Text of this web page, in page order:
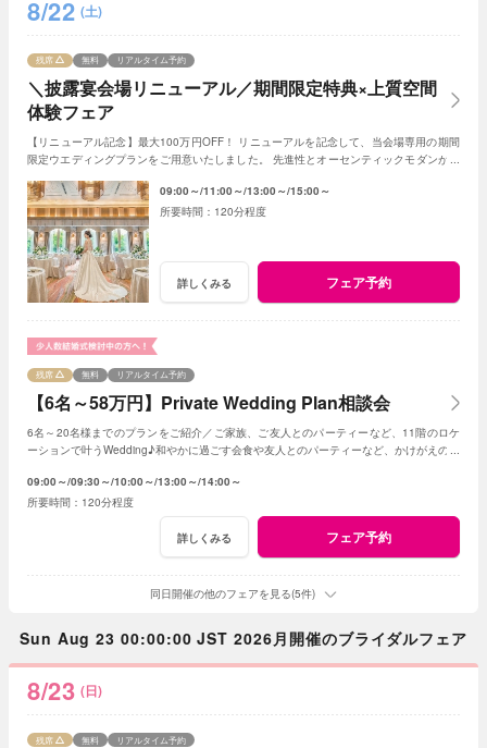
8/22 (土)
＼披露宴会場リニューアル／期間限定特典×上質空間
体験フェア
残席 無料 リアルタイム予約
【リニューアル記念】最大100万円OFF！ リニューアルを記念して、当会場専用の期間
限定ウエディングプランをご用意いたしました。 先進性とオーセンティックモダンが調
09:00～ 11:00～ 13:00～ 15:00～
120分程度
詳しくみる フェア予約
【6名～58万円】Private Wedding Plan相談会
残席 無料 リアルタイム予約
6名～20名様までのプランをご紹介／ご家族、ご友人とのパーティーなど、11階のロケ
ーションで叶うWedding♪和やかに過ごす会食や友人とのパーティーなど、かけがえのな
09:00～ 09:30～ 10:00～ 13:00～ 14:00～
120分程度
詳しくみる フェア予約
同日開催の他のフェアを見る(5件)
Sun Aug 23 00:00:00 JST 2026月開催のブライダルフェア
8/23 (日)
残席 無料 リアルタイム予約